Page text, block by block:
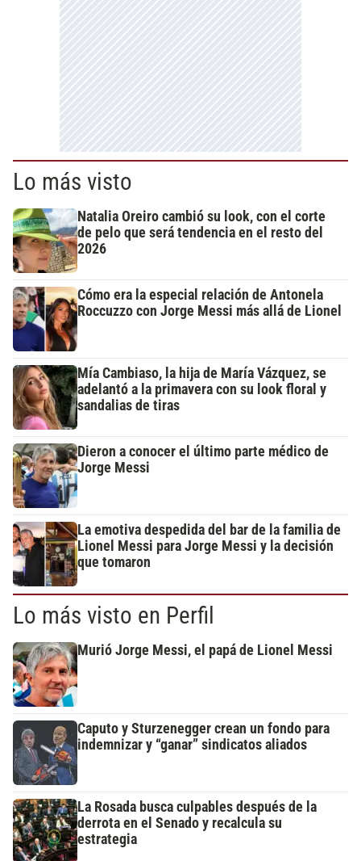
Lo más visto
Natalia Oreiro cambió su look, con el corte
de pelo que será tendencia en el resto del
2026
Cómo era la especial relación de Antonela
Roccuzzo con Jorge Messi más allá de Lionel
Mía Cambiaso, la hija de María Vázquez, se
adelantó a la primavera con su look floral y
sandalias de tiras
Dieron a conocer el último parte médico de
Jorge Messi
La emotiva despedida del bar de la familia de
Lionel Messi para Jorge Messi y la decisión
que tomaron
Lo más visto en Perfil
Murió Jorge Messi, el papá de Lionel Messi
Caputo y Sturzenegger crean un fondo para
indemnizar y “ganar” sindicatos aliados
La Rosada busca culpables después de la
derrota en el Senado y recalcula su
estrategia